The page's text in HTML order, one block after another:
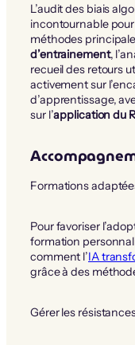
L’audit des biais
incontournable pour
méthodes
d’entrainement,
recueil des retours
activement sur
d’apprentissage,
sur l’application du
Formations
Pour favoriser
formation
comment l’IA
grâce à des
Gérer les